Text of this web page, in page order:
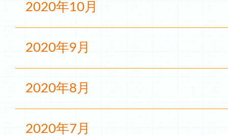
2020年10月
2020年9月
2020年8月
2020年7月